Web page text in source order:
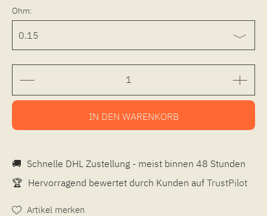
Ohm:
IN DEN WARENKORB
🚚 Schnelle DHL Zustellung - meist binnen 48 Stunden
🏆 Hervorragend bewertet durch Kunden auf TrustPilot
Artikel merken